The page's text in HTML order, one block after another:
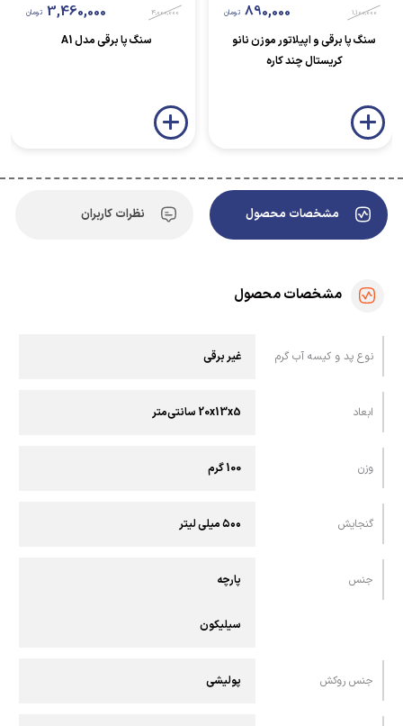
1,100,000
890,000 تومان
سنگ پا برقی و اپیلاتور موزن نانو
کریستال چند کاره
4,000,000
3,460,000 تومان
سنگ پا برقی مدل A1
مشخصات محصول نظرات کاربران
مشخصات محصول
نوع پد و کیسه آب گرم غیر برقی
ابعاد 20x13x5 سانتی‌متر
وزن 100 گرم
گنجایش ۵۰۰ میلی لیتر
جنس پارچه
سیلیکون
جنس روکش پولیشی